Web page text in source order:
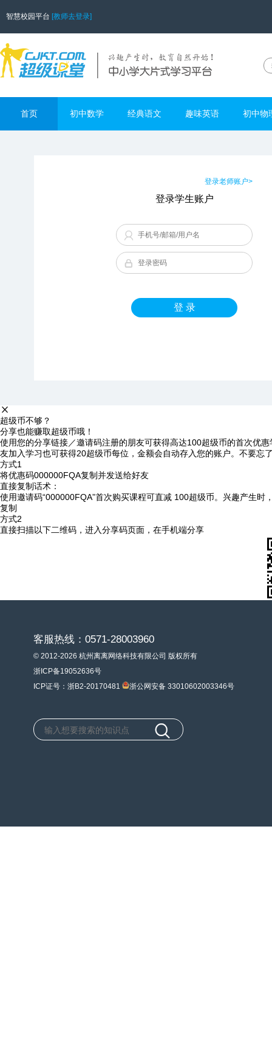
智慧校园平台 [教师去登录]
首页 初中数学 经典语文 趣味英语 初中物
登录老师账户>
登录学生账户
登 录
超级币不够？
分享也能赚取超级币哦！
使用您的分享链接／邀请码注册的朋友可获得高达100超级币的首次优
友加入学习也可获得20超级币每位，金额会自动存入您的账户。不要忘
方式1
将优惠码000000FQA复制并发送给好友
直接复制话术：
使用邀请码“000000FQA”首次购买课程可直减 100超级币。兴趣产生时
复制
方式2
直接扫描以下二维码，进入分享码页面，在手机端分享
客服热线：0571-28003960
© 2012-2026 杭州离离网络科技有限公司 版权所有
浙ICP备19052636号
ICP证号：浙B2-20170481
浙公网安备 33010602003346号